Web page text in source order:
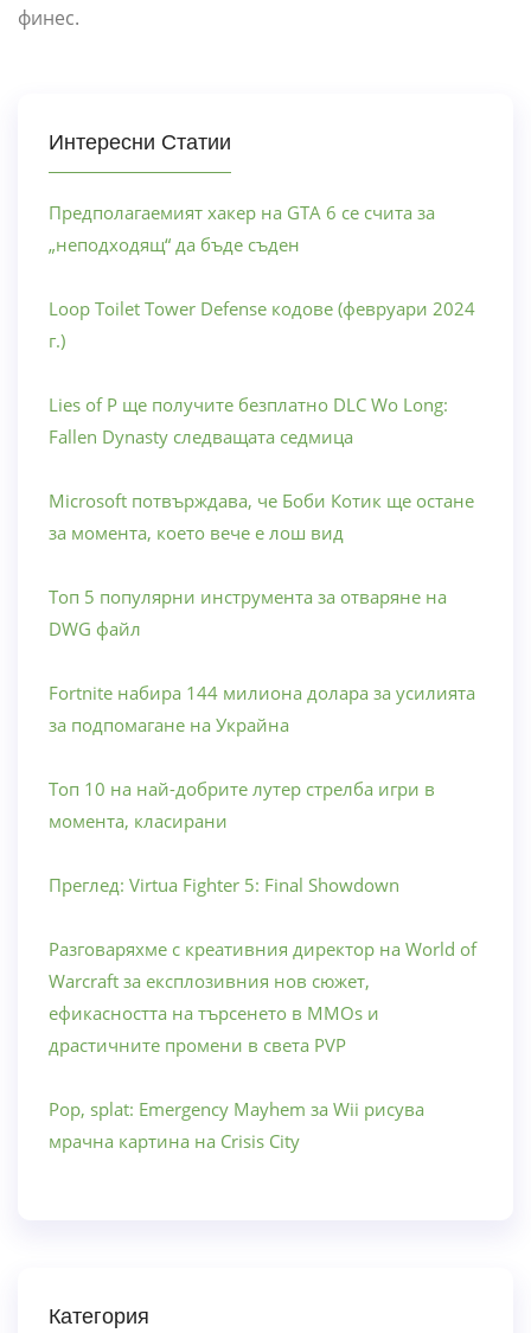
финес.
Интересни Статии
Предполагаемият хакер на GTA 6 се счита за
„неподходящ“ да бъде съден
Loop Toilet Tower Defense кодове (февруари 2024
г.)
Lies of P ще получите безплатно DLC Wo Long:
Fallen Dynasty следващата седмица
Microsoft потвърждава, че Боби Котик ще остане
за момента, което вече е лош вид
Топ 5 популярни инструмента за отваряне на
DWG файл
Fortnite набира 144 милиона долара за усилията
за подпомагане на Украйна
Топ 10 на най-добрите лутер стрелба игри в
момента, класирани
Преглед: Virtua Fighter 5: Final Showdown
Разговаряхме с креативния директор на World of
Warcraft за експлозивния нов сюжет,
ефикасността на търсенето в MMOs и
драстичните промени в света PVP
Pop, splat: Emergency Mayhem за Wii рисува
мрачна картина на Crisis City
Категория